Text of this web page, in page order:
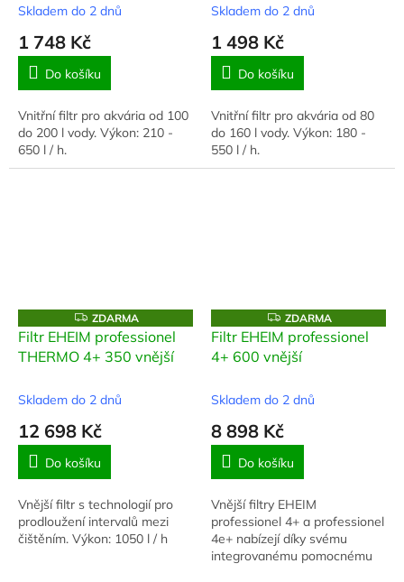
Skladem do 2 dnů
1 748 Kč
Do košíku
Vnitřní filtr pro akvária od 100
do 200 l vody. Výkon: 210 -
650 l / h.
Skladem do 2 dnů
1 498 Kč
Do košíku
Vnitřní filtr pro akvária od 80
do 160 l vody. Výkon: 180 -
550 l / h.
Z
D
A
R
ZDARMA
Filtr EHEIM professionel
THERMO 4+ 350 vnější
Skladem do 2 dnů
12 698 Kč
Do košíku
Vnější filtr s technologií pro
prodloužení intervalů mezi
čištěním. Výkon: 1050 l / h
Z
D
A
R
M
ZDARMA
Filtr EHEIM professionel
4+ 600 vnější
Skladem do 2 dnů
8 898 Kč
Do košíku
Vnější filtry EHEIM
professionel 4+ a professionel
4e+ nabízejí díky svému
integrovanému pomocnému